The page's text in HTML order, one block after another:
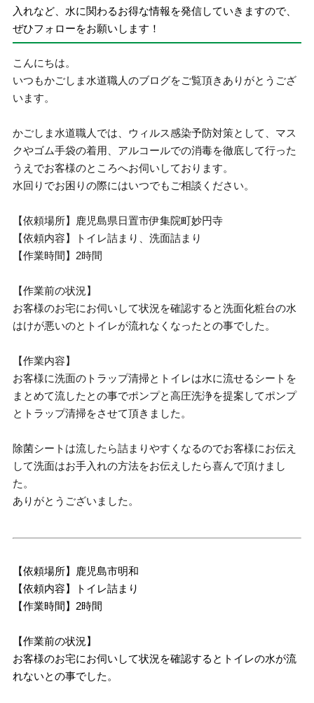
入れなど、水に関わるお得な情報を発信していきますので、
ぜひフォローをお願いします！
こんにちは。
いつもかごしま水道職人のブログをご覧頂きありがとうござ
います。
かごしま水道職人では、ウィルス感染予防対策として、マス
クやゴム手袋の着用、アルコールでの消毒を徹底して行った
うえでお客様のところへお伺いしております。
水回りでお困りの際にはいつでもご相談ください。
【依頼場所】鹿児島県日置市伊集院町妙円寺
【依頼内容】トイレ詰まり、洗面詰まり
【作業時間】2時間
【作業前の状況】
お客様のお宅にお伺いして状況を確認すると洗面化粧台の水
はけが悪いのとトイレが流れなくなったとの事でした。
【作業内容】
お客様に洗面のトラップ清掃とトイレは水に流せるシートを
まとめて流したとの事でポンプと高圧洗浄を提案してポンプ
とトラップ清掃をさせて頂きました。
除菌シートは流したら詰まりやすくなるのでお客様にお伝え
して洗面はお手入れの方法をお伝えしたら喜んで頂けまし
た。
ありがとうございました。
【依頼場所】鹿児島市明和
【依頼内容】トイレ詰まり
【作業時間】2時間
【作業前の状況】
お客様のお宅にお伺いして状況を確認するとトイレの水が流
れないとの事でした。